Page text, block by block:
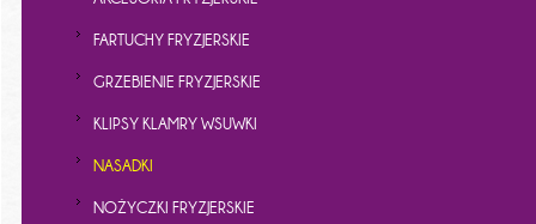
FARTUCHY FRYZJERSKIE
GRZEBIENIE FRYZJERSKIE
KLIPSY KLAMRY WSUWKI
NASADKI
NOŻYCZKI FRYZJERSKIE